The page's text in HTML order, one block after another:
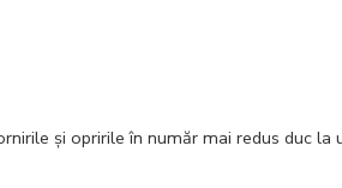
şi opririle în număr mai redus duc la